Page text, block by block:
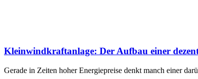
Kleinwindkraftanlage: Der Aufbau einer
Gerade in Zeiten hoher Energiepreise denkt manch einer